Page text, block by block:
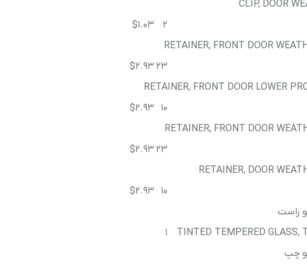
CLIP, DOOR
2
$1.03
RETAINER, FRONT DOOR
23
$2.93
RETAINER, FRONT DOOR LOWER
10
$2.93
RETAINER, FRONT DOOR
23
$2.93
RETAINER, DOOR
10
$2.93
راست
TINTED TEMPERED GLASS,
1
چپ